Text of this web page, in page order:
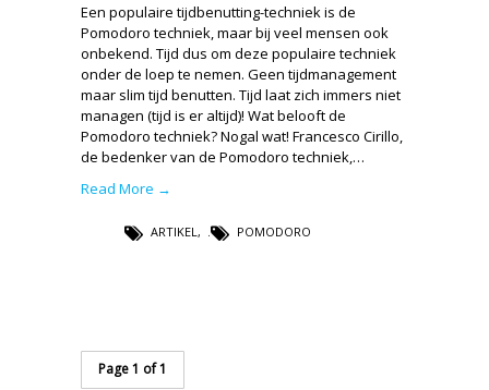
Een populaire tijdbenutting-techniek is de
Pomodoro techniek, maar bij veel mensen ook
onbekend. Tijd dus om deze populaire techniek
onder de loep te nemen. Geen tijdmanagement
maar slim tijd benutten. Tijd laat zich immers niet
managen (tijd is er altijd)! Wat belooft de
Pomodoro techniek? Nogal wat! Francesco Cirillo,
de bedenker van de Pomodoro techniek,…
Read More →
ARTIKEL , POMODORO
Page 1 of 1